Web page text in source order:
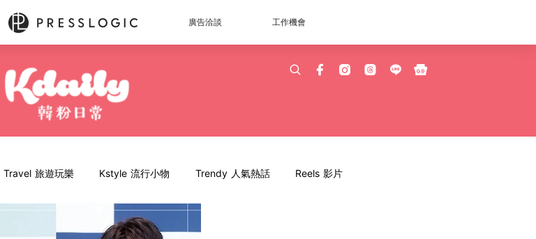
廣告洽談 工作機會
Travel 旅遊玩樂 Kstyle 流行小物 Trendy 人氣熱話 Reels 影片